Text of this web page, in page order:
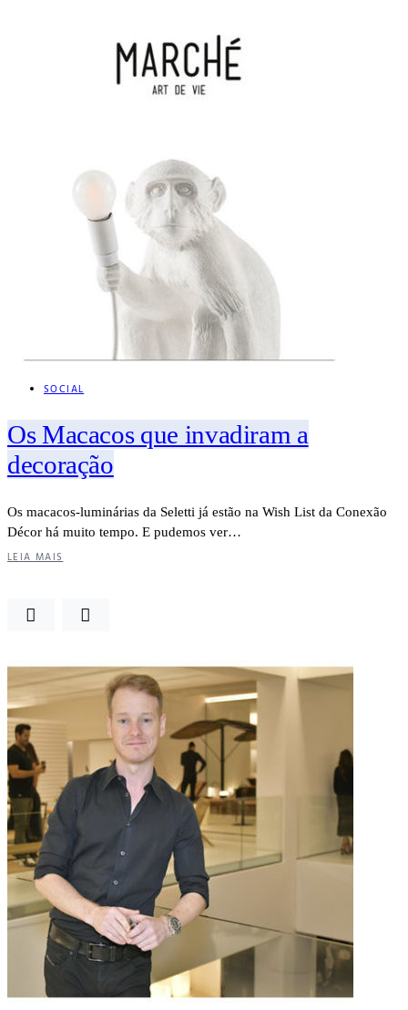
SOCIAL
Os Macacos que invadiram a
decoração
Os macacos-luminárias da Seletti já estão na Wish List da Conexão
Décor há muito tempo. E pudemos ver…
LEIA MAIS